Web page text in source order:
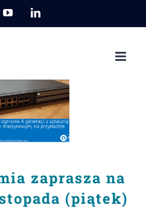
YouTubeLinkedIn
zaprasza na
(piątek)